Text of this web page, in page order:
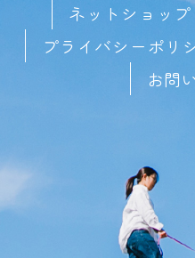
ネットショップ
プライバシーポリ
お問